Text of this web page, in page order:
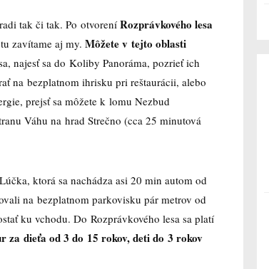
tak či tak. Po otvoreníRozprávkového lesa
zavítame aj my. Môžete v tejto oblasti
najesť sa do Koliby Panoráma, pozrieť ich
na bezplatnom ihrisku pri reštaurácii, alebo
prejsť sa môžete k lomu Nezbud
Váhu na hrad Strečno (cca 25 minutová
ktorá sa nachádza asi 20 min autom od
na bezplatnom parkovisku pár metrov od
ku vchodu. Do Rozprávkového lesa sa platí
za dieťa od 3 do 15 rokov, deti do 3 rokov